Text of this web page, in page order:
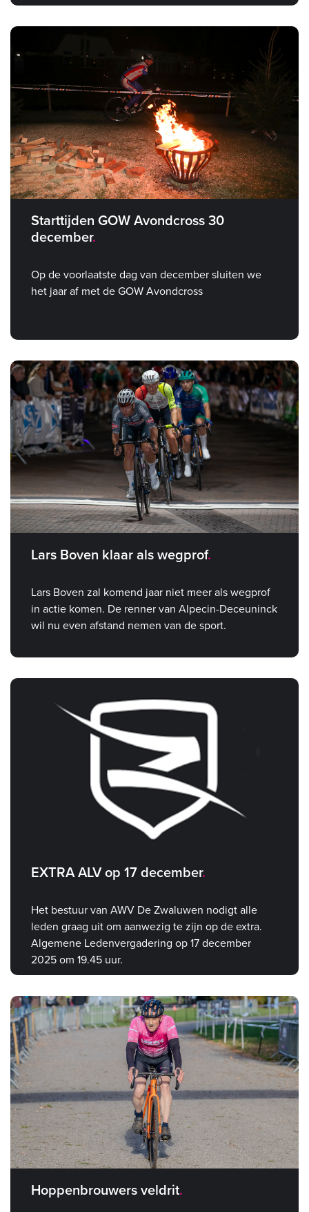
Starttijden GOW Avondcross 30
december
Op de voorlaatste dag van december sluiten we
het jaar af met de GOW Avondcross
Lars Boven klaar als wegprof
Lars Boven zal komend jaar niet meer als wegprof
in actie komen. De renner van Alpecin-Deceuninck
wil nu even afstand nemen van de sport.
EXTRA ALV op 17 december
Het bestuur van AWV De Zwaluwen nodigt alle
leden graag uit om aanwezig te zijn op de extra.
Algemene Ledenvergadering op 17 december
2025 om 19.45 uur.
Hoppenbrouwers veldrit